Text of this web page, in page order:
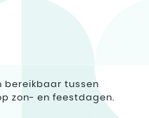
bereikbaar tussen
zon- en feestdagen.